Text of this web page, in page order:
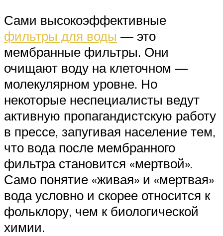
Сами высокоэффективные
фильтры для воды — это
мембранные фильтры. Они
очищают воду на клеточном —
молекулярном уровне. Но
некоторые неспециалисты ведут
активную пропагандистскую работу
в прессе, запугивая население тем,
что вода после мембранного
фильтра становится «мертвой».
Само понятие «живая» и «мертвая»
вода условно и скорее относится к
фольклору, чем к биологической
химии.